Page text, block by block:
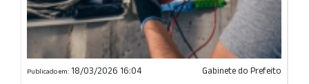
Publicado em: 18/03/2026 16:04 Gabinete do Prefeito